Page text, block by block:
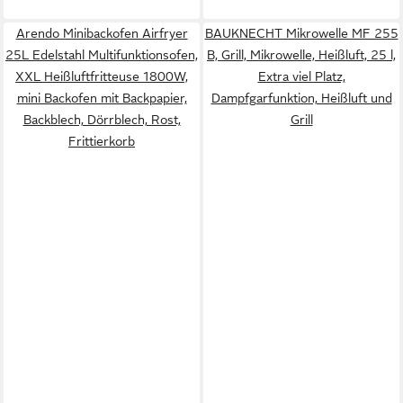
Arendo Minibackofen Airfryer
25L Edelstahl Multifunktionsofen,
XXL Heißluftfritteuse 1800W,
mini Backofen mit Backpapier,
Backblech, Dörrblech, Rost,
Frittierkorb
BAUKNECHT Mikrowelle MF 255
B, Grill, Mikrowelle, Heißluft, 25 l,
Extra viel Platz,
Dampfgarfunktion, Heißluft und
Grill